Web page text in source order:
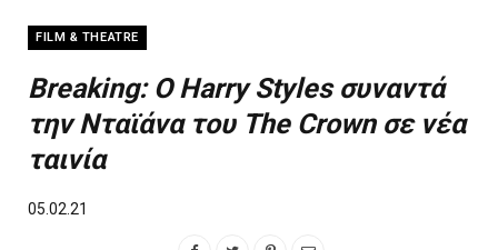
k a
m
s
t
FILM & THEATRE
Breaking: Ο Harry Styles συναντά
την Νταϊάνα του The Crown σε νέα
ταινία
05.02.21